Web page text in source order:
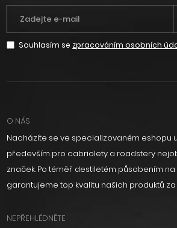
Souhlasím se zpracováním osobních
O NÁS
Nacházíte se ve specializovaném eshopu
především pro cabriolety a roadstery
značek. Po téměř destiletém působením na
garantujeme top kvalitu našich produktů
NEPŘEHLÉDNĚTE